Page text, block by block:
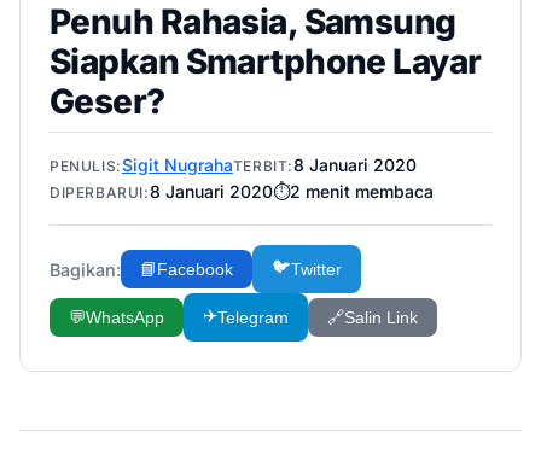
Penuh Rahasia, Samsung
Siapkan Smartphone Layar
Geser?
PENULIS:Sigit NugrahaTERBIT:8 Januari 2020
DIPERBARUI:8 Januari 2020⏱️2 menit membaca
Bagikan: 📘Facebook 🐦Twitter
💬WhatsApp ✈️Telegram 🔗Salin Link